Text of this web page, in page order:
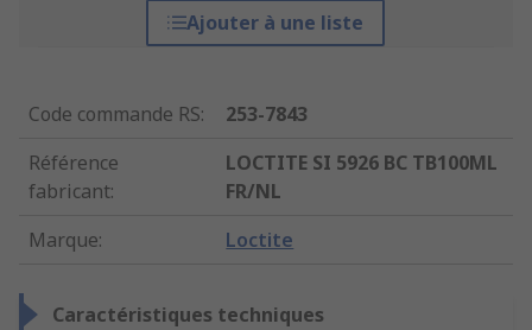
Ajouter à une liste
Code commande RS:
253-7843
Référence
fabricant:
LOCTITE SI 5926 BC TB100ML
FR/NL
Marque: Loctite
Caractéristiques techniques